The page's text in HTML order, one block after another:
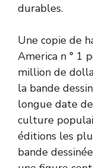
durables.
Une copie de
America n ° 1
million de
la bande
longue date
culture
éditions les
bande